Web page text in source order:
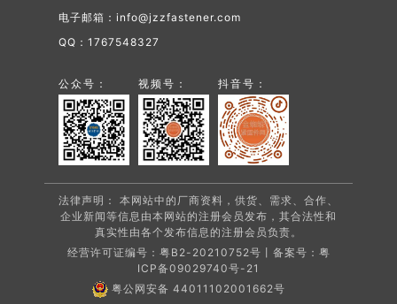
电子邮箱：info@jzzfastener.com
QQ：1767548327
公众号： 视频号： 抖音号：
法律声明： 本网站中的厂商资料，供货、需求、合作、
企业新闻等信息由本网站的注册会员发布，其合法性和
真实性由各个发布信息的注册会员负责。
经营许可证编号：粤B2-20210752号丨备案号： 粤
ICP备09029740号-21
粤公网安备 44011102001662号